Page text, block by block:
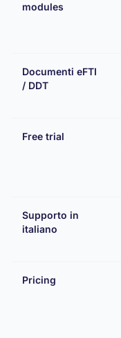
modules
Documenti eFTI
/ DDT
Free trial
Supporto in
italiano
Pricing